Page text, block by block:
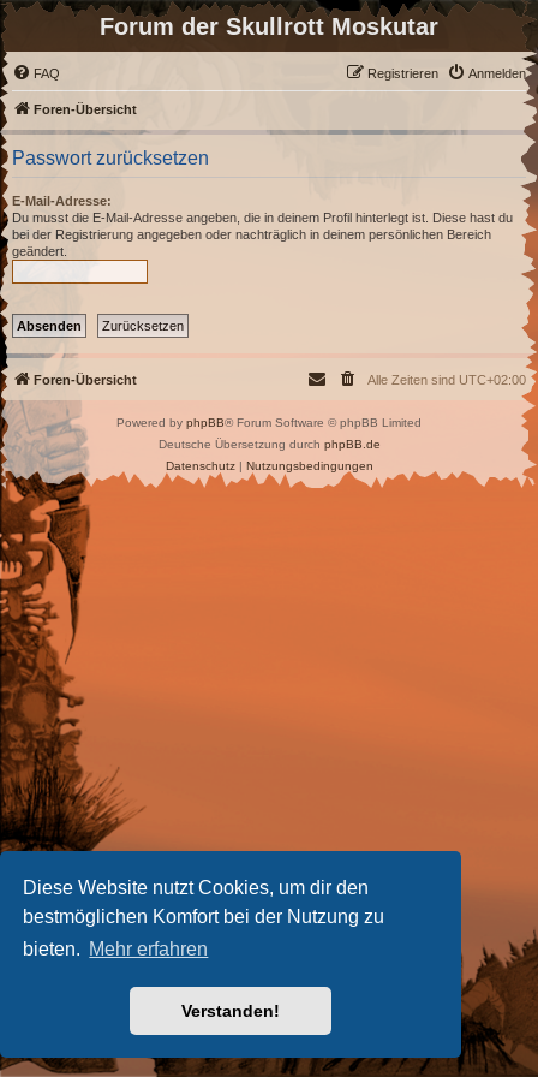
Diese Website nutzt Cookies, um dir den
bestmöglichen Komfort bei der Nutzung zu
bieten. Mehr erfahren
Verstanden!
Forum der Skullrott Moskutar
FAQ Anmelden
Registrieren
Foren-Übersicht
Passwort zurücksetzen
E-Mail-Adresse:
Du musst die E-Mail-Adresse angeben, die in deinem Profil hinterlegt ist. Diese hast du
bei der Registrierung angegeben oder nachträglich in deinem persönlichen Bereich
geändert.
Foren-Übersicht Alle Zeiten sind UTC+02:00
Powered by phpBB® Forum Software © phpBB Limited
Deutsche Übersetzung durch phpBB.de
Datenschutz| Nutzungsbedingungen